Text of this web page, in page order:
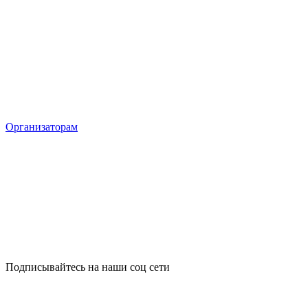
Организаторам
Подписывайтесь на наши соц сети